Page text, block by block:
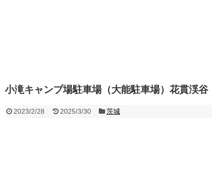
小滝キャンプ場駐車場（大能駐車場）花貫渓谷
2023/2/28 2025/3/30 茨城